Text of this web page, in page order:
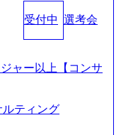
れておりますので、
性がございます ※
なく通常選考での
・最終を一度の面
一日で最終面接ま
受付中 選考会
ャー以上【コンサ
ティング